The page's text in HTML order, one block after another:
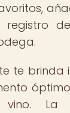
registro
te brinda
La